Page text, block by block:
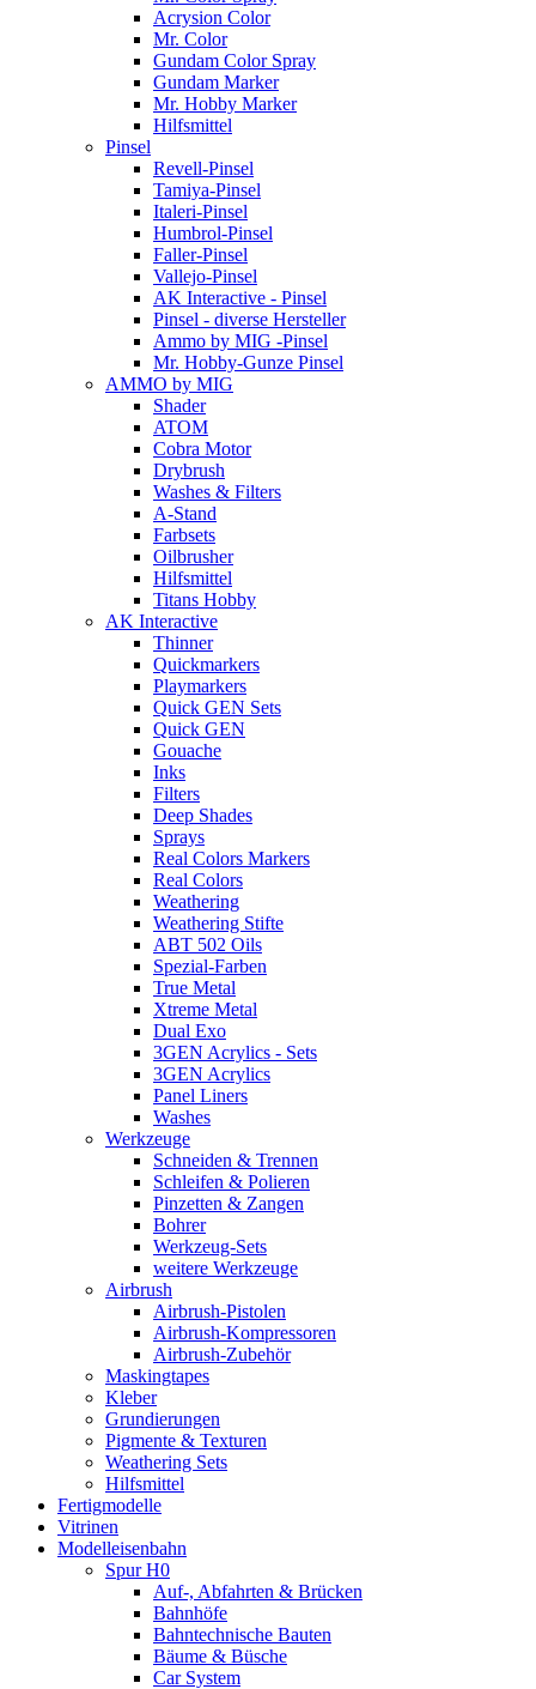
Acrysion Color
Mr. Color
Gundam Color Spray
Gundam Marker
Mr. Hobby Marker
Hilfsmittel
Pinsel
Revell-Pinsel
Tamiya-Pinsel
Italeri-Pinsel
Humbrol-Pinsel
Faller-Pinsel
Vallejo-Pinsel
AK Interactive - Pinsel
Pinsel - diverse Hersteller
Ammo by MIG -Pinsel
Mr. Hobby-Gunze Pinsel
AMMO by MIG
Shader
ATOM
Cobra Motor
Drybrush
Washes & Filters
A-Stand
Farbsets
Oilbrusher
Hilfsmittel
Titans Hobby
AK Interactive
Thinner
Quickmarkers
Playmarkers
Quick GEN Sets
Quick GEN
Gouache
Inks
Filters
Deep Shades
Sprays
Real Colors Markers
Real Colors
Weathering
Weathering Stifte
ABT 502 Oils
Spezial-Farben
True Metal
Xtreme Metal
Dual Exo
3GEN Acrylics - Sets
3GEN Acrylics
Panel Liners
Washes
Werkzeuge
Schneiden & Trennen
Schleifen & Polieren
Pinzetten & Zangen
Bohrer
Werkzeug-Sets
weitere Werkzeuge
Airbrush
Airbrush-Pistolen
Airbrush-Kompressoren
Airbrush-Zubehör
Maskingtapes
Kleber
Grundierungen
Pigmente & Texturen
Weathering Sets
Hilfsmittel
Fertigmodelle
Vitrinen
Modelleisenbahn
Spur H0
Auf-, Abfahrten & Brücken
Bahnhöfe
Bahntechnische Bauten
Bäume & Büsche
Car System